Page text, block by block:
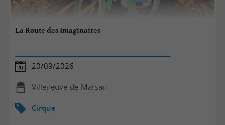
La Route des Imaginaires
20/09/2026
Villeneuve-de-Marsan
Cirque